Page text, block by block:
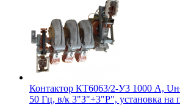
Контактор КТ6063/2-У3 1000 А,
50 Гц, в/к 3"З"+3"Р", установка на